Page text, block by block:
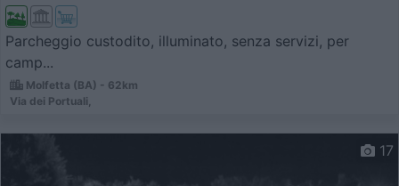
Parcheggio custodito, illuminato, senza servizi, per
camp...
Molfetta (BA) - 62km
Via dei Portuali,
17